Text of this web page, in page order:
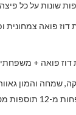
קלאסית ב-59.9
שמחה והמון
כל פיצה.